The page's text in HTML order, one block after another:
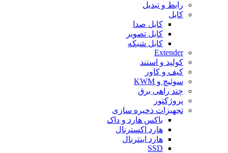
رابط و تبدیل
کابل
کابل صدا
کابل تصویر
کابل شبکه
Extender
کولپد و استند
کیف و کاور
سوئیچ و KWM
چند راهی برق
پروژکتور
تجهیزات ذخیره سازی
باکس هارد و داک
هارد اکسترنال
هارد اینترنال
SSD